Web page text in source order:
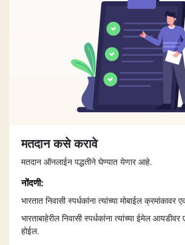
मतदान कसे करावे
मतदान ऑनलाईन पद्धतीने घेण्यात येणार आहे.
नोंदणी:
भारतात निवासी स्पर्धकांना त्यांच्या मोबाईल क्रमांकावर
भारताबाहेरील निवासी स्पर्धकांना त्यांच्या ईमेल
होईल.